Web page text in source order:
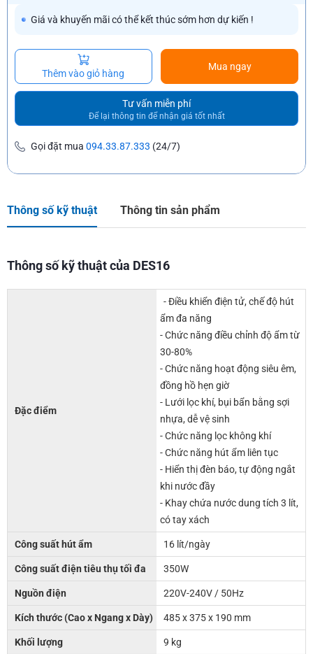
Giá và khuyến mãi có thể kết thúc sớm hơn dự kiến !
Thêm vào giỏ hàng
Mua ngay
Tư vấn miễn phí
Để lại thông tin để nhận giá tốt nhất
Gọi đặt mua 094.33.87.333 (24/7)
Thông số kỹ thuật Thông tin sản phẩm
Thông số kỹ thuật của DES16
Đặc điểm
- Điều khiển điện tử, chế độ hút
ẩm đa năng
- Chức năng điều chỉnh độ ẩm từ
30-80%
- Chức năng hoạt động siêu êm,
đồng hồ hẹn giờ
- Lưới lọc khí, bụi bẩn bằng sợi
nhựa, dễ vệ sinh
- Chức năng lọc không khí
- Chức năng hút ẩm liên tục
- Hiển thị đèn báo, tự động ngắt
khi nước đầy
- Khay chứa nước dung tích 3 lít,
có tay xách
Công suất hút ẩm 16 lít/ngày
Công suất điện tiêu thụ tối đa 350W
Nguồn điện 220V-240V / 50Hz
Kích thước (Cao x Ngang x Dày) 485 x 375 x 190 mm
Khối lượng 9 kg